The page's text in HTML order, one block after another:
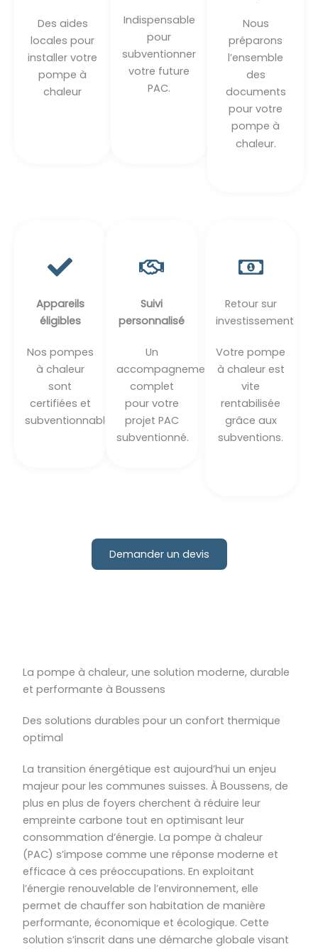
Des aides
locales pour
installer votre
pompe à
chaleur
Indispensable
pour
subventionner
votre future
PAC.
Nous
préparons
l’ensemble
des
documents
pour votre
pompe à
chaleur.
Appareils
éligibles
Nos pompes
à chaleur
sont
certifiées et
subventionnables.
Suivi
personnalisé
Un
accompagnement
complet
pour votre
projet PAC
subventionné.
Retour sur
investissement
Votre pompe
à chaleur est
vite
rentabilisée
grâce aux
subventions.
Demander un devis
La pompe à chaleur, une solution moderne, durable
et performante à Boussens
Des solutions durables pour un confort thermique
optimal
La transition énergétique est aujourd’hui un enjeu
majeur pour les communes suisses. À Boussens, de
plus en plus de foyers cherchent à réduire leur
empreinte carbone tout en optimisant leur
consommation d’énergie. La pompe à chaleur
(PAC) s’impose comme une réponse moderne et
efficace à ces préoccupations. En exploitant
l’énergie renouvelable de l’environnement, elle
permet de chauffer son habitation de manière
performante, économique et écologique. Cette
solution s’inscrit dans une démarche globale visant